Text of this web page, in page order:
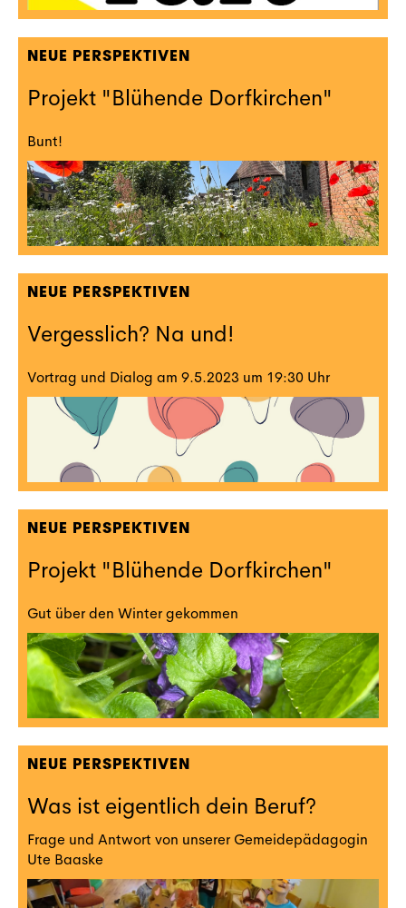
NEUE PERSPEKTIVEN
Projekt "Blühende Dorfkirchen"
Bunt!
NEUE PERSPEKTIVEN
Vergesslich? Na und!
Vortrag und Dialog am 9.5.2023 um 19:30 Uhr
NEUE PERSPEKTIVEN
Projekt "Blühende Dorfkirchen"
Gut über den Winter gekommen
NEUE PERSPEKTIVEN
Was ist eigentlich dein Beruf?
Frage und Antwort von unserer Gemeidepädagogin
Ute Baaske